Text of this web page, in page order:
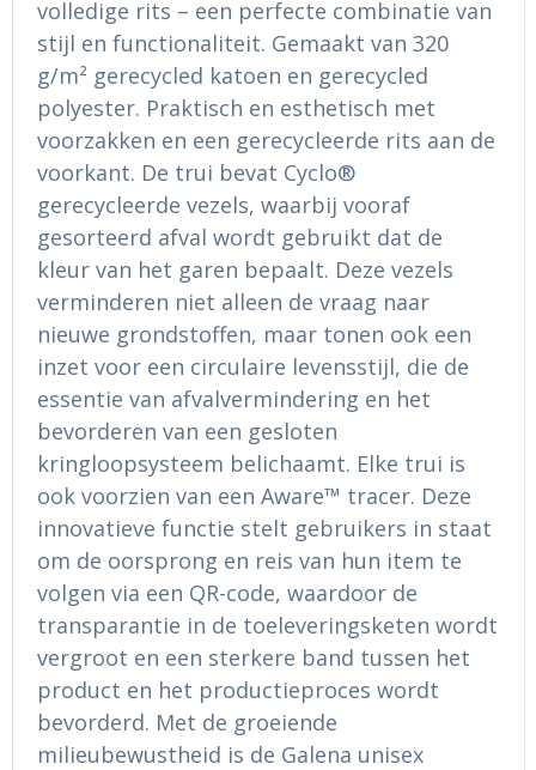
Ondergoed en Sokken
Regenkleding
Gereedschap
Schoenen
Hoofdbescherming
Gehoorbescherming
Ademhalingsbescherming
Sokken en Nachtkleding
Regenkleding
Schoenen
Gilets
volledige rits – een perfecte combinatie van
stijl en functionaliteit. Gemaakt van 320
g/m² gerecycled katoen en gerecycled
polyester. Praktisch en esthetisch met
voorzakken en een gerecycleerde rits aan de
voorkant. De trui bevat Cyclo®
gerecycleerde vezels, waarbij vooraf
gesorteerd afval wordt gebruikt dat de
kleur van het garen bepaalt. Deze vezels
verminderen niet alleen de vraag naar
nieuwe grondstoffen, maar tonen ook een
inzet voor een circulaire levensstijl, die de
essentie van afvalvermindering en het
bevorderen van een gesloten
kringloopsysteem belichaamt. Elke trui is
ook voorzien van een Aware™ tracer. Deze
innovatieve functie stelt gebruikers in staat
om de oorsprong en reis van hun item te
volgen via een QR-code, waardoor de
transparantie in de toeleveringsketen wordt
vergroot en een sterkere band tussen het
product en het productieproces wordt
bevorderd. Met de groeiende
milieubewustheid is de Galena unisex